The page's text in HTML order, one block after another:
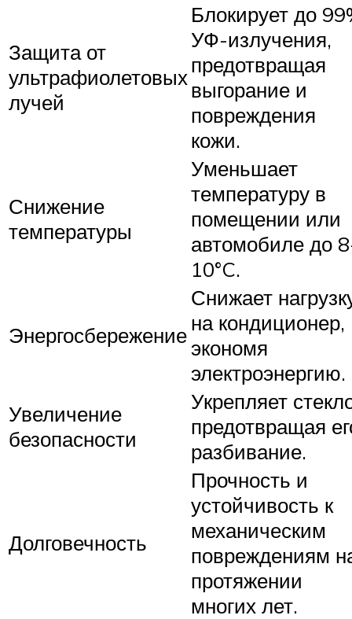
Защита от
ультрафиолетовых
лучей
Блокирует до
УФ-излучения,
предотвращая
выгорание и
повреждения
кожи.
Снижение
температуры
Уменьшает
температуру в
помещении или
автомобиле до
10°C.
Энергосбережение
Снижает
на кондиционер,
экономя
электроэнергию.
Увеличение
безопасности
Укрепляет
предотвращая
разбивание.
Долговечность
Прочность и
устойчивость к
механическим
повреждениям
протяжении
многих лет.